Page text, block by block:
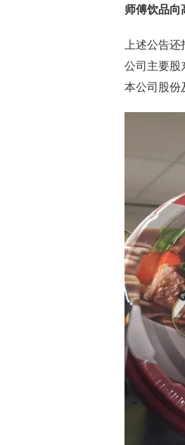
师傅饮品向
上述公告
公司主要股
本公司股份